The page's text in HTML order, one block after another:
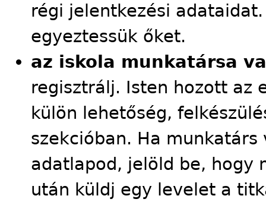
régi jelentkezési
egyeztessük őket.
az iskola munkatársa
regisztrálj. Isten hozott az
külön lehetőség,
szekcióban. Ha
adatlapod, jelöld be, hogy
után küldj egy levelet a